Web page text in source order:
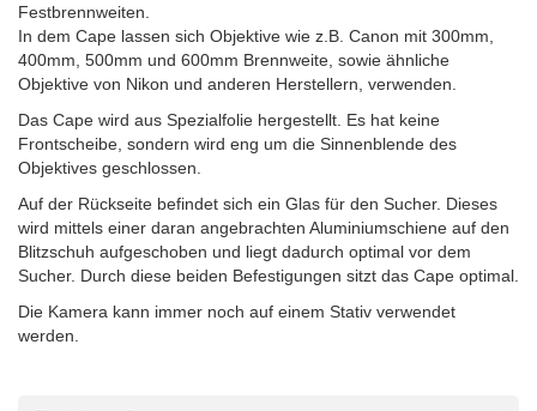
Festbrennweiten.
In dem Cape lassen sich Objektive wie z.B. Canon mit 300mm,
400mm, 500mm und 600mm Brennweite, sowie ähnliche
Objektive von Nikon und anderen Herstellern, verwenden.
Das Cape wird aus Spezialfolie hergestellt. Es hat keine
Frontscheibe, sondern wird eng um die Sinnenblende des
Objektives geschlossen.
Auf der Rückseite befindet sich ein Glas für den Sucher. Dieses
wird mittels einer daran angebrachten Aluminiumschiene auf den
Blitzschuh aufgeschoben und liegt dadurch optimal vor dem
Sucher. Durch diese beiden Befestigungen sitzt das Cape optimal.
Die Kamera kann immer noch auf einem Stativ verwendet
werden.